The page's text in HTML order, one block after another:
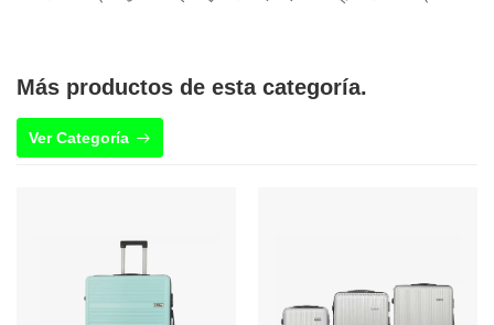
Más productos de esta categoría.
Ver Categoría